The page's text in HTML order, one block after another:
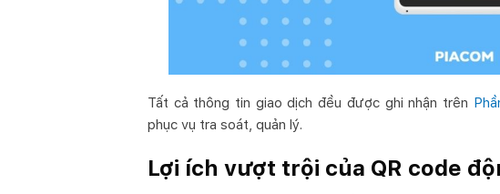
Tất cả thông tin giao dịch đều được ghi nhận trên
phục vụ tra soát, quản lý.
Lợi ích vượt trội của QR code